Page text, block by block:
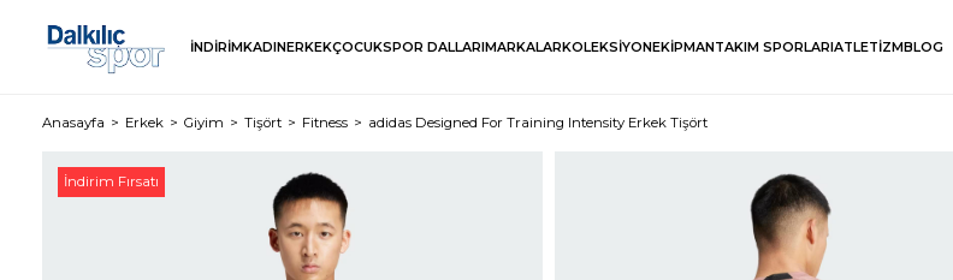
İNDİRİMKADINERKEKÇOCUKSPOR DALLARIMARKALARKOLEKSİYONEKİPMANTAKIM SPORLARIATLETİZMBLOG
Anasayfa Erkek Giyim Tişört Fitness adidas Designed For Training Intensity Erkek Tişört
İndirim Fırsatı